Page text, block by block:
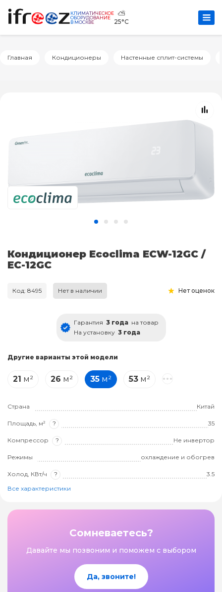
КЛИМАТИЧЕСКОЕ
ОБОРУДОВАНИЕ
В МОСКВЕ
⛅
25°C
Главная Кондиционеры Настенные сплит-системы
Кондиционер Ecoclima ECW-12GC /
EC-12GC
Код: 8495 Нет в наличии Нет оценок
Гарантия 3 года на товар
На установку 3 года
Другие варианты этой модели
21 м² 26 м² 35 м² 53 м²
Страна Китай
Площадь, м² ? 35
Компрессор ? Не инвертор
Режимы охлаждение и обогрев
Холод, КВт/ч ?
3.5
Все характеристики
Сомневаетесь?
Давайте мы позвоним и поможем с выбором
Да, звоните!